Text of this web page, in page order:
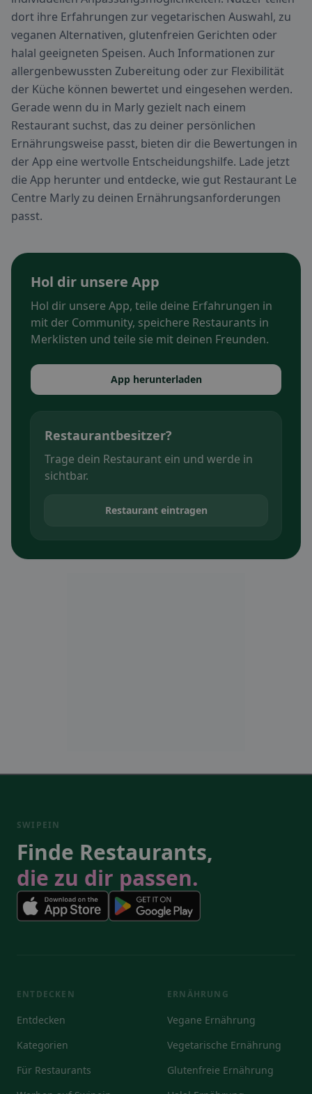
dort ihre Erfahrungen zur vegetarischen Auswahl, zu
veganen Alternativen, glutenfreien Gerichten oder
halal geeigneten Speisen. Auch Informationen zur
allergenbewussten Zubereitung oder zur Flexibilität
der Küche können bewertet und eingesehen werden.
Gerade wenn du in Marly gezielt nach einem
Restaurant suchst, das zu deiner persönlichen
Ernährungsweise passt, bieten dir die Bewertungen in
der App eine wertvolle Entscheidungshilfe. Lade jetzt
die App herunter und entdecke, wie gut Restaurant Le
Centre Marly zu deinen Ernährungsanforderungen
passt.
Hol dir unsere App
Hol dir unsere App, teile deine Erfahrungen in
mit der Community, speichere Restaurants in
Merklisten und teile sie mit deinen Freunden.
App herunterladen
Restaurantbesitzer?
Trage dein Restaurant ein und werde in
sichtbar.
Restaurant eintragen
SWIPEIN
Finde Restaurants,
die zu dir passen.
ENTDECKEN
Entdecken
Kategorien
Für Restaurants
ERNÄHRUNG
Vegane Ernährung
Vegetarische Ernährung
Glutenfreie Ernährung